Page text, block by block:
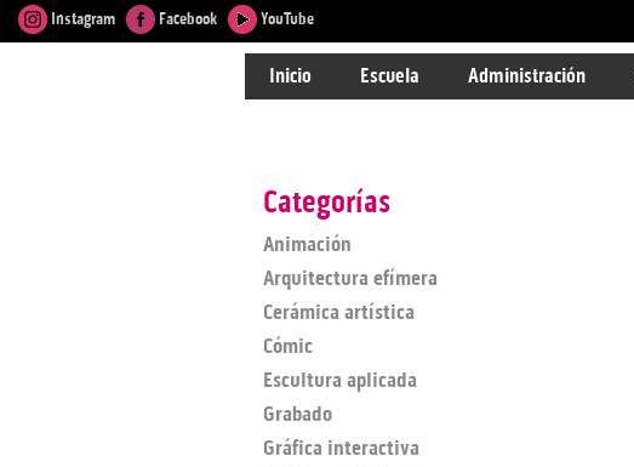
Instagram Facebook YouTube
Inicio Escuela Administración
Categorías
Animación
Arquitectura efímera
Cerámica artística
Cómic
Escultura aplicada
Grabado
Gráfica interactiva